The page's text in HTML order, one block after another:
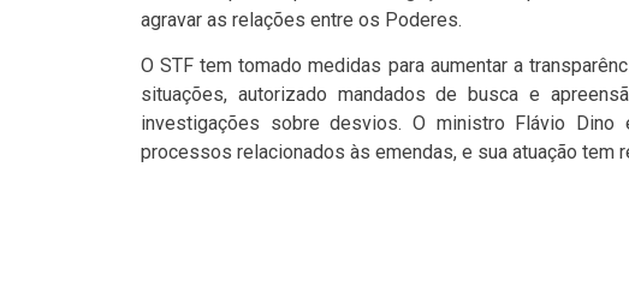
agravar as relações entre os Poderes.
O STF tem tomado medidas para aumentar a
situações, autorizado mandados de busca e
investigações sobre desvios. O ministro Flávio
processos relacionados às emendas, e sua atuação tem